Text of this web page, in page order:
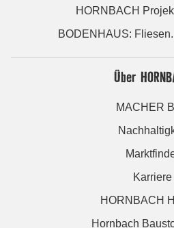
HORNBACH
BODENHAUS:
Über
MACHER
Karriere
HORNBACH
Hornbach